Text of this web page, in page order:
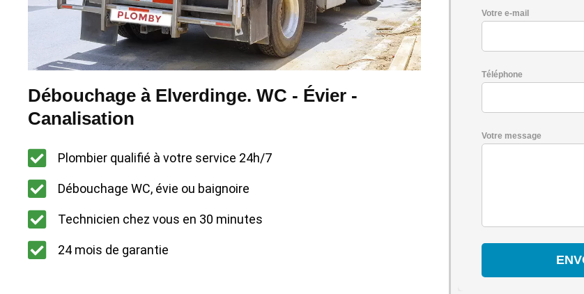
Débouchage à Elverdinge. WC - Évier -
Canalisation
Plombier qualifié à votre service 24h/7
Débouchage WC, évie ou baignoire
Technicien chez vous en 30 minutes
24 mois de garantie
Votre e-mail
Téléphone
Votre message